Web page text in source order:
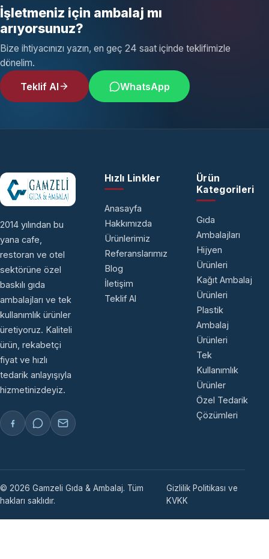
İşletmeniz için ambalaj mı
arıyorsunuz?
Bize ihtiyacınızı yazın, en geç 24 saat içinde teklifimizle
dönelim.
Teklif Al WhatsApp
2014 yılından bu
yana cafe,
restoran ve otel
sektörüne özel
baskılı gıda
ambalajları ve tek
kullanımlık ürünler
üretiyoruz. Kaliteli
ürün, rekabetçi
fiyat ve hızlı
tedarik anlayışıyla
hizmetinizdeyiz.
Hızlı Linkler
Anasayfa
Hakkımızda
Ürünlerimiz
Referanslarımız
Blog
İletişim
Teklif Al
Ürün
Kategorileri
Gıda
Ambalajları
Hijyen
Ürünleri
Kağıt Ambalaj
Ürünleri
Plastik
Ambalaj
Ürünleri
Tek
Kullanımlık
Ürünler
Özel Tedarik
Çözümleri
© 2026 Gamzeli Gıda & Ambalaj. Tüm
hakları saklıdır.
Gizlilik Politikası ve
KVKK